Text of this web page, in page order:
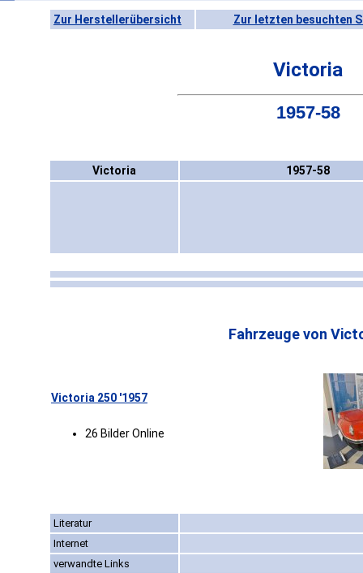
Zur Herstellerübersicht Zur letzten besuchten
Victoria
1957-58
Victoria 1957-58
Fahrzeuge von
Victoria 250 '1957
26 Bilder Online
Literatur
Internet
verwandte Links